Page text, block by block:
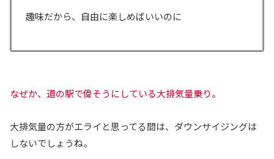
趣味だから、自由に楽しめばいいのに
なぜか、道の駅で偉そうにしている大排気量乗り。
大排気量の方がエライと思ってる間は、ダウンサイジングは
しないでしょうね。